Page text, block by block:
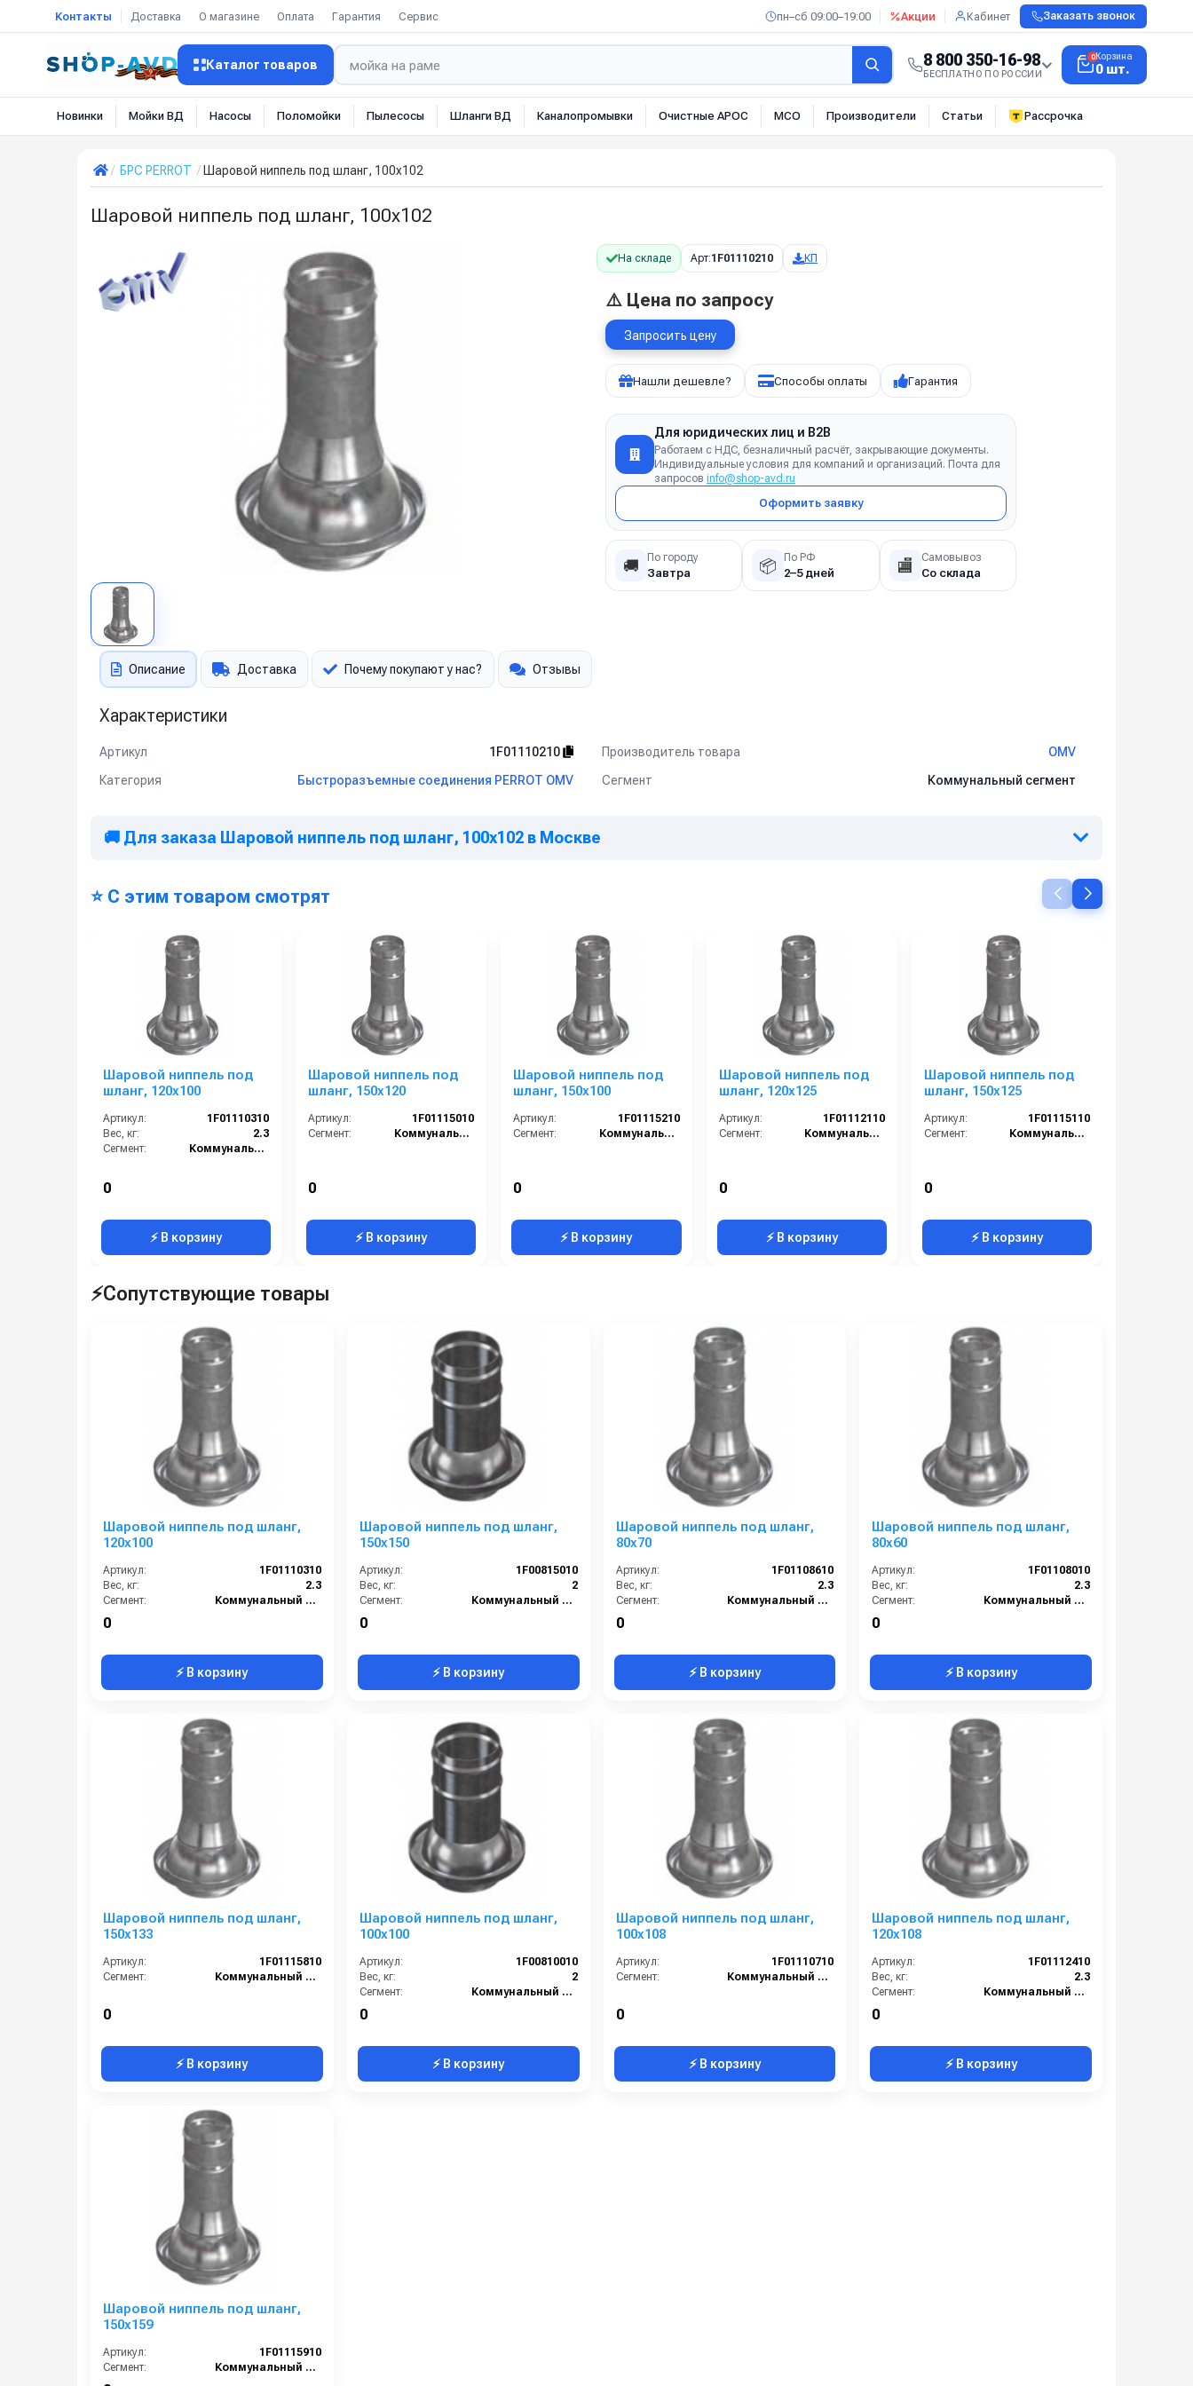
Контакты Доставка О магазине Оплата Гарантия Сервис пн–сб 09:00–19:00 Акции Кабинет Заказать звонок
Каталог товаров 8 800 350-16-98
БЕСПЛАТНО ПО РОССИИ
0Корзина
0 шт.
Новинки Мойки ВД Насосы Поломойки Пылесосы Шланги ВД Каналопромывки Очистные АРОС МСО Производители Статьи Рассрочка
БРС PERROT Шаровой ниппель под шланг, 100х102
Шаровой ниппель под шланг, 100х102
На складе Арт:1F01110210 КП
⚠️ Цена по запросу
Запросить цену
Нашли дешевле? Способы оплаты Гарантия
Для юридических лиц и B2B
Работаем с НДС, безналичный расчёт, закрывающие документы.
Индивидуальные условия для компаний и организаций. Почта для
запросов info@shop-avd.ru
Оформить заявку
🚚 По городу
Завтра 📦 По РФ
2–5 дней 🏬 Самовывоз
Со склада
Описание Доставка Почему покупают у нас? Отзывы
Характеристики
Артикул 1F01110210 Производитель товара
OMV
Категория
Быстроразъемные соединения PERROT OMV Сегмент Коммунальный сегмент
🚚 Для заказа Шаровой ниппель под шланг, 100х102 в Москве
⭐ С этим товаром смотрят
Шаровой ниппель под
шланг, 120х100
Артикул:
1F01110310
Вес, кг:
2.3
Сегмент:
Коммунальный сегмент
0
⚡ В корзину
Шаровой ниппель под
шланг, 150х120
Артикул:
1F01115010
Сегмент:
Коммунальный сегмент
0
⚡ В корзину
Шаровой ниппель под
шланг, 150х100
Артикул:
1F01115210
Сегмент:
Коммунальный сегмент
0
⚡ В корзину
Шаровой ниппель под
шланг, 120х125
Артикул:
1F01112110
Сегмент:
Коммунальный сегмент
0
⚡ В корзину
Шаровой ниппель под
шланг, 150х125
Артикул:
1F01115110
Сегмент:
Коммунальный сегмент
0
⚡ В корзину
⚡Сопутствующие товары
Шаровой ниппель под шланг,
120х100
Артикул:
1F01110310
Вес, кг:
2.3
Сегмент:
Коммунальный сегмент
0
⚡ В корзину
Шаровой ниппель под шланг,
150х150
Артикул:
1F00815010
Вес, кг:
2
Сегмент:
Коммунальный сегмент
0
⚡ В корзину
Шаровой ниппель под шланг,
80х70
Артикул:
1F01108610
Вес, кг:
2.3
Сегмент:
Коммунальный сегмент
0
⚡ В корзину
Шаровой ниппель под шланг,
80х60
Артикул:
1F01108010
Вес, кг:
2.3
Сегмент:
Коммунальный сегмент
0
⚡ В корзину
Шаровой ниппель под шланг,
150х133
Артикул:
1F01115810
Сегмент:
Коммунальный сегмент
0
⚡ В корзину
Шаровой ниппель под шланг,
100х100
Артикул:
1F00810010
Вес, кг:
2
Сегмент:
Коммунальный сегмент
0
⚡ В корзину
Шаровой ниппель под шланг,
100х108
Артикул:
1F01110710
Сегмент:
Коммунальный сегмент
0
⚡ В корзину
Шаровой ниппель под шланг,
120х108
Артикул:
1F01112410
Вес, кг:
2.3
Сегмент:
Коммунальный сегмент
0
⚡ В корзину
Шаровой ниппель под шланг,
150х159
Артикул:
1F01115910
Сегмент:
Коммунальный сегмент